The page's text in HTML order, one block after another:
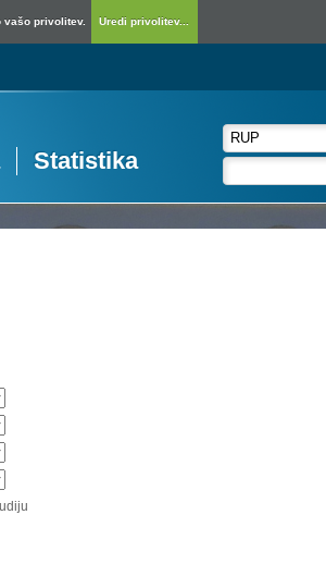
vašo privolitev. Uredi privolitev...
Statistika